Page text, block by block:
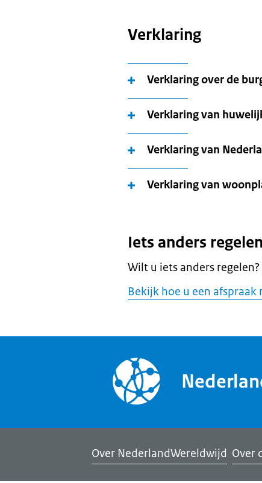
Verklaring
Verklaring over de
Verklaring van
Verklaring van
Verklaring van
Iets anders regelen
Wilt u iets anders
Bekijk hoe u een afspraak
Over NederlandWereldwijd Over